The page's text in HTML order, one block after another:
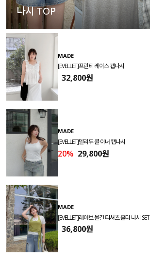
나시 TOP
MADE
[EVELLET]프린티 레이스 캡나시
32,800원
MADE
[EVELLET]델리듀 쿨 이너 캡나시
20% 29,800원
MADE
[EVELLET]레아브 물결 티셔츠 홀터 나시 SET
36,800원